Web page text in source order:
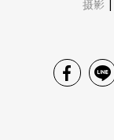
摄影 |